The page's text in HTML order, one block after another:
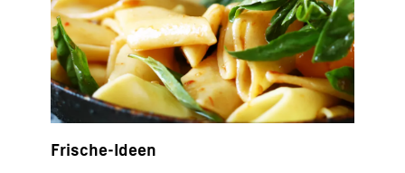
Frische-Ideen